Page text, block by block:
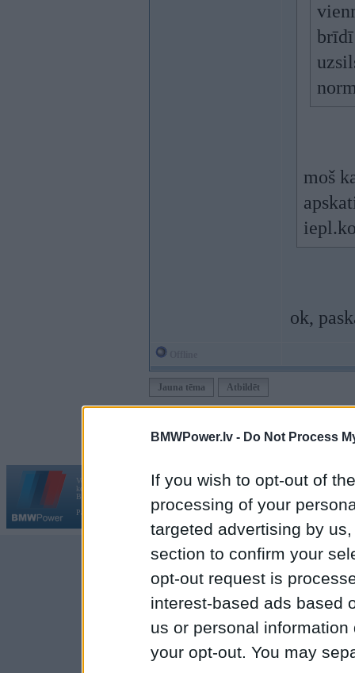
BMWPower.lv - Do Not Process
If you wish to opt-out of
processing of your
targeted advertising by
section to confirm your
opt-out request is
interest-based ads based
us or personal
your opt-out. You may
brīdī
moš
ok,
Jauna tēma Atbildēt
Vortāls BMWPower.lv darbojas
kopš 2002. gada 14. maija. Tas nav auto klubs un nav saistīts ar
BMW AG.
Par BMWPower
Kontakti|Reklāma